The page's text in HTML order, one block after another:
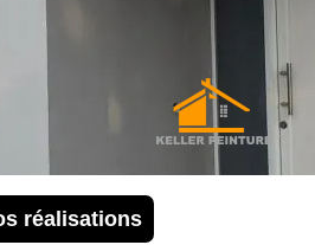
réalisations